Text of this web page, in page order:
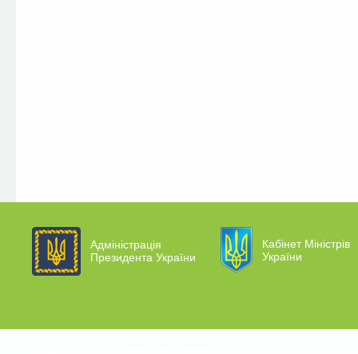
Адміністрація
Президента України
Кабінет Міністрів
України